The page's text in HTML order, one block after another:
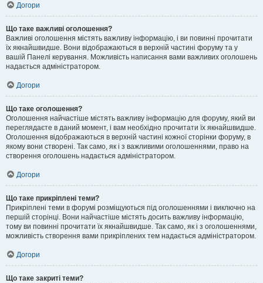
Догори
Що таке важливі оголошення?
Важливі оголошення містять важливу інформацію, і ви повинні прочитати
їх якнайшвидше. Вони відображаються в верхній частині форуму та у
вашій Панелі керування. Можливість написання вами важливих оголошень
надається адміністратором.
Догори
Що таке оголошення?
Оголошення найчастіше містять важливу інформацію для форуму, який ви
переглядаєте в даний момент, і вам необхідно прочитати їх якнайшвидше.
Оголошення відображаються в верхній частині кожної сторінки форуму, в
якому вони створені. Так само, як і з важливими оголошеннями, право на
створення оголошень надається адміністратором.
Догори
Що таке прикріплені теми?
Прикріплені теми в форумі розміщуються під оголошеннями і виключно на
першій сторінці. Вони найчастіше містять досить важливу інформацію,
тому ви повинні прочитати їх якнайшвидше. Так само, як і з оголошеннями,
можливість створення вами прикріплених тем надається адміністратором.
Догори
Що таке закриті теми?